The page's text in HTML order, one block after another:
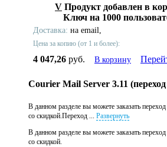
V Продукт добавлен в
Ключ на 1000
Доставка: на email,
Цена за копию (от 1 и более):
4 047,26 руб. В корзину
Courier Mail Server 3.11
В данном разделе вы можете заказать
со скидкой.Переход ... Развернуть
В данном разделе вы можете заказать
со скидкой.